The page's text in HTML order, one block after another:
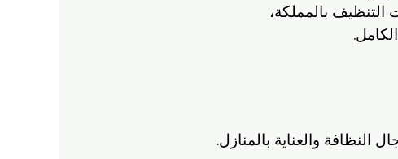
بالمملكة،
النظافة والعناية بالمنازل.